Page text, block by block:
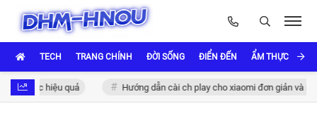
TECH TRANG CHÍNH ĐỜI SỐNG ĐIỂN ĐẾN ẨM THỰC VÀ
thực hiệu quả Hướng dẫn cài ch play cho xiaomi đơn giản và nhanh